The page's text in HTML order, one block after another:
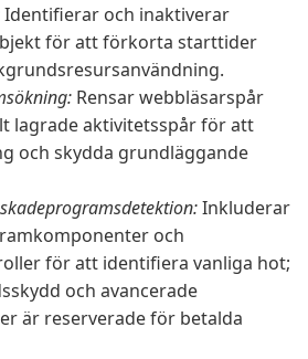
Identifierar och inaktiverar
för att förkorta starttider
Rensar webbläsarspår
lagrade aktivitetsspår för att
och skydda grundläggande
Inkluderar
och
för att identifiera vanliga hot;
och avancerade
är reserverade för betalda